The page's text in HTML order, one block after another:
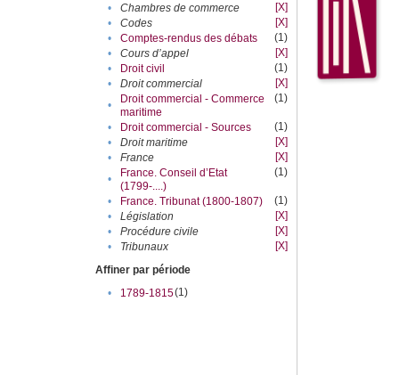
•
Chambres de commerce
[X]
•
Codes
[X]
•
Comptes-rendus des débats
(1)
•
Cours d’appel
[X]
•
Droit civil
(1)
•
Droit commercial
[X]
•
Droit commercial - Commerce
maritime
(1)
• Droit commercial - Sources
(1)
•
Droit maritime
[X]
•
France
[X]
•
France. Conseil d’Etat
(1799-....)
(1)
• France. Tribunat (1800-1807)
(1)
•
Législation
[X]
•
Procédure civile
[X]
•
Tribunaux
[X]
Affiner par période
•
1789-1815(1)